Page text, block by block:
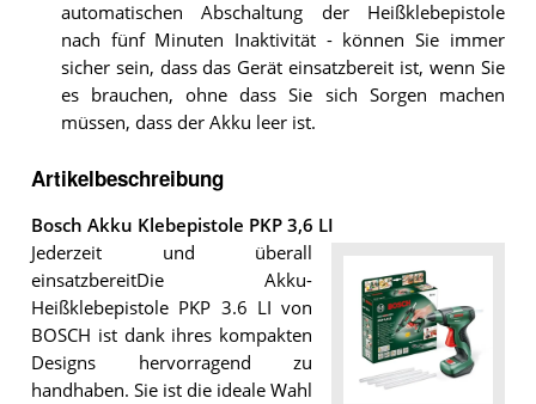
automatischen Abschaltung der Heißklebepistole
nach fünf Minuten Inaktivität - können Sie immer
sicher sein, dass das Gerät einsatzbereit ist, wenn Sie
es brauchen, ohne dass Sie sich Sorgen machen
müssen, dass der Akku leer ist.
Artikelbeschreibung
Bosch Akku Klebepistole PKP 3,6 LI
Jederzeit und überall
einsatzbereitDie Akku-
Heißklebepistole PKP 3.6 LI von
BOSCH ist dank ihres kompakten
Designs hervorragend zu
handhaben. Sie ist die ideale Wahl